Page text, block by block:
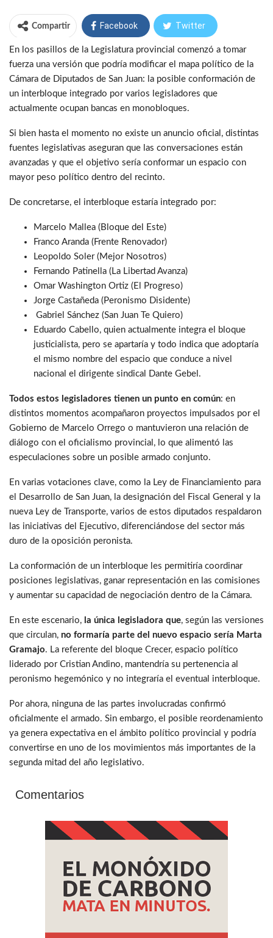
Compartir Facebook Twitter
WhatsApp Telegram
En los pasillos de la Legislatura provincial comenzó a tomar
fuerza una versión que podría modificar el mapa político de la
Cámara de Diputados de San Juan: la posible conformación de
un interbloque integrado por varios legisladores que
actualmente ocupan bancas en monobloques.
Si bien hasta el momento no existe un anuncio oficial, distintas
fuentes legislativas aseguran que las conversaciones están
avanzadas y que el objetivo sería conformar un espacio con
mayor peso político dentro del recinto.
De concretarse, el interbloque estaría integrado por:
Marcelo Mallea (Bloque del Este)
Franco Aranda (Frente Renovador)
Leopoldo Soler (Mejor Nosotros)
Fernando Patinella (La Libertad Avanza)
Omar Washington Ortiz (El Progreso)
Jorge Castañeda (Peronismo Disidente)
Gabriel Sánchez (San Juan Te Quiero)
Eduardo Cabello, quien actualmente integra el bloque
justicialista, pero se apartaría y todo indica que adoptaría
el mismo nombre del espacio que conduce a nivel
nacional el dirigente sindical Dante Gebel.
Todos estos legisladores tienen un punto en común: en
distintos momentos acompañaron proyectos impulsados por el
Gobierno de Marcelo Orrego o mantuvieron una relación de
diálogo con el oficialismo provincial, lo que alimentó las
especulaciones sobre un posible armado conjunto.
En varias votaciones clave, como la Ley de Financiamiento para
el Desarrollo de San Juan, la designación del Fiscal General y la
nueva Ley de Transporte, varios de estos diputados respaldaron
las iniciativas del Ejecutivo, diferenciándose del sector más
duro de la oposición peronista.
La conformación de un interbloque les permitiría coordinar
posiciones legislativas, ganar representación en las comisiones
y aumentar su capacidad de negociación dentro de la Cámara.
En este escenario, la única legisladora que, según las versiones
que circulan, no formaría parte del nuevo espacio sería Marta
Gramajo. La referente del bloque Crecer, espacio político
liderado por Cristian Andino, mantendría su pertenencia al
peronismo hegemónico y no integraría el eventual interbloque.
Por ahora, ninguna de las partes involucradas confirmó
oficialmente el armado. Sin embargo, el posible reordenamiento
ya genera expectativa en el ámbito político provincial y podría
convertirse en uno de los movimientos más importantes de la
segunda mitad del año legislativo.
Comentarios